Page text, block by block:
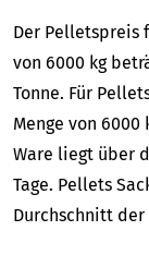
Der Pelletspreis
von 6000 kg
Tonne. Für
Menge von 6000
Ware liegt über
Tage. Pellets
Durchschnitt der